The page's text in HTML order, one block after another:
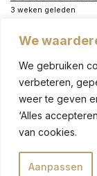
We
We gebruiken
verbeteren,
weer te geven
‘Alles
van cookies.
Aanpassen
3 weken geleden
3 weken geleden
2 maanden geleden
De Drie Kieften
2 maanden geleden
©